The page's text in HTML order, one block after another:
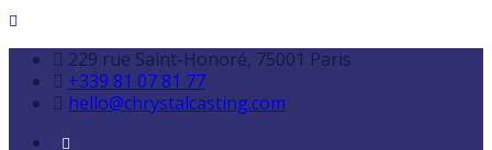
229 rue Saint-Honoré, 75001 Paris
+339 81 07 81 77
hello@chrystalcasting.com